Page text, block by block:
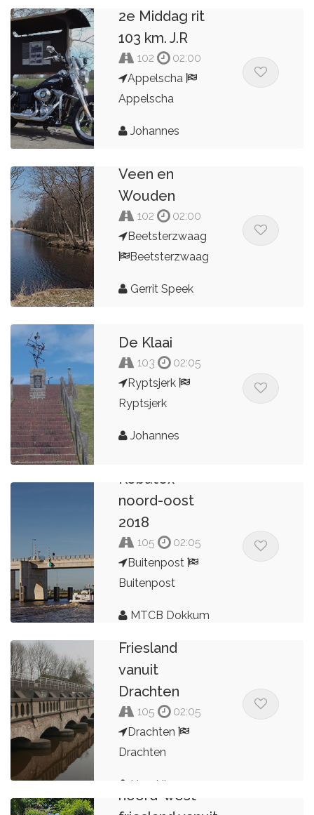
2e Middag rit
103 km. J.R
102
02:00
Appelscha
Appelscha
Johannes
Veen en
Wouden
102
02:00
Beetsterzwaag
Beetsterzwaag
Gerrit Speek
De Klaai
103
02:05
Ryptsjerk
Ryptsjerk
Johannes
Kobutex
noord-oost
2018
105
02:05
Buitenpost
Buitenpost
MTCB Dokkum
Rondje Noord
Friesland
vanuit
Drachten
105
02:05
Drachten
Drachten
Hendrik
noord-west